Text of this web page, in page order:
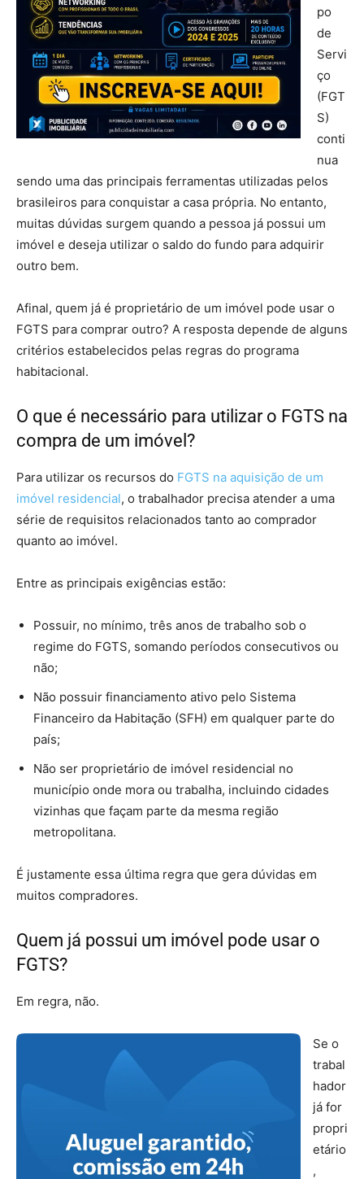
po
de
Servi
ço
(FGT
S)
conti
nua
sendo uma das principais ferramentas utilizadas pelos
brasileiros para conquistar a casa própria. No entanto,
muitas dúvidas surgem quando a pessoa já possui um
imóvel e deseja utilizar o saldo do fundo para adquirir
outro bem.
Afinal, quem já é proprietário de um imóvel pode usar o
FGTS para comprar outro? A resposta depende de alguns
critérios estabelecidos pelas regras do programa
habitacional.
O que é necessário para utilizar o FGTS na
compra de um imóvel?
Para utilizar os recursos do FGTS na aquisição de um
imóvel residencial, o trabalhador precisa atender a uma
série de requisitos relacionados tanto ao comprador
quanto ao imóvel.
Entre as principais exigências estão:
Possuir, no mínimo, três anos de trabalho sob o
regime do FGTS, somando períodos consecutivos ou
não;
Não possuir financiamento ativo pelo Sistema
Financeiro da Habitação (SFH) em qualquer parte do
país;
Não ser proprietário de imóvel residencial no
município onde mora ou trabalha, incluindo cidades
vizinhas que façam parte da mesma região
metropolitana.
É justamente essa última regra que gera dúvidas em
muitos compradores.
Quem já possui um imóvel pode usar o
FGTS?
Em regra, não.
Se o
trabal
hador
já for
propri
etário
,